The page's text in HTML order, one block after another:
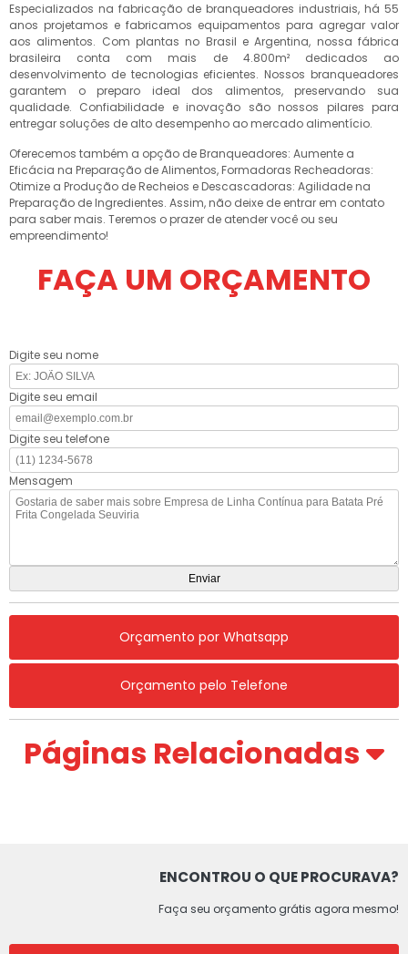
Especializados na fabricação de branqueadores industriais, há 55
anos projetamos e fabricamos equipamentos para agregar valor
aos alimentos. Com plantas no Brasil e Argentina, nossa fábrica
brasileira conta com mais de 4.800m² dedicados ao
desenvolvimento de tecnologias eficientes. Nossos branqueadores
garantem o preparo ideal dos alimentos, preservando sua
qualidade. Confiabilidade e inovação são nossos pilares para
entregar soluções de alto desempenho ao mercado alimentício.
Oferecemos também a opção de Branqueadores: Aumente a
Eficácia na Preparação de Alimentos, Formadoras Recheadoras:
Otimize a Produção de Recheios e Descascadoras: Agilidade na
Preparação de Ingredientes. Assim, não deixe de entrar em contato
para saber mais. Teremos o prazer de atender você ou seu
empreendimento!
FAÇA UM ORÇAMENTO
Digite seu nome
Digite seu email
Digite seu telefone
Mensagem
Orçamento por Whatsapp
Orçamento pelo Telefone
Páginas Relacionadas
ENCONTROU O QUE PROCURAVA?
Faça seu orçamento grátis agora mesmo!